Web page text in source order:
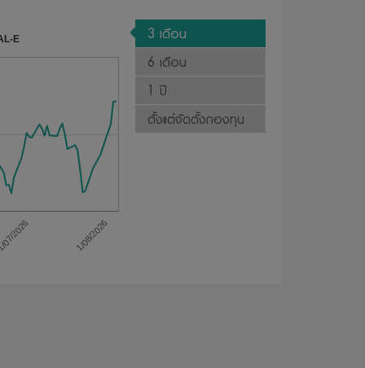
3 เดือน
6 เดือน
1 ปี
ตั้งแต่จัดตั้งกองทุน
E
2026 1/08/2026